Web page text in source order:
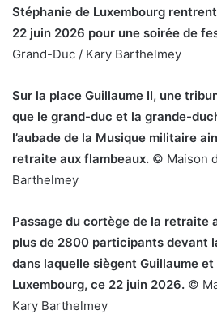
Stéphanie de Luxembourg
22 juin 2026 pour une soirée de
Grand-Duc / Kary Barthelmey
Sur la place Guillaume II, une
que le grand-duc et la grande-
l’aubade de la Musique militaire
retraite aux flambeaux. © Maison
Barthelmey
Passage du cortège de la retraite
plus de 2800 participants devant
dans laquelle siègent Guillaume
Luxembourg, ce 22 juin 2026. ©
Kary Barthelmey